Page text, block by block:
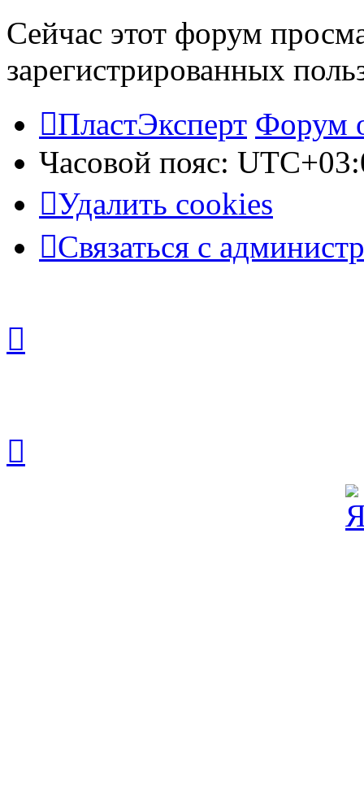
Сейчас этот форум
зарегистрированных
ПластЭксперт Форум
Часовой пояс:
Удалить cookies
Связаться с